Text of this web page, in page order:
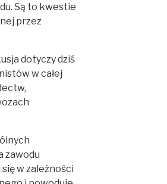
Są to kwestie
przez
dotyczy dziś
w całej
zawodu
w zależności